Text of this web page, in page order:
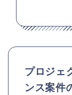
プロジェ
ンス案件